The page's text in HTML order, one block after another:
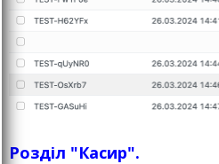
Розділ "Касир".